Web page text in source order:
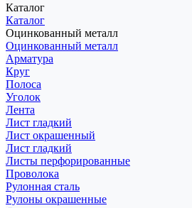
Каталог
Каталог
Оцинкованный металл
Оцинкованный металл
Арматура
Круг
Полоса
Уголок
Лента
Лист гладкий
Лист окрашенный
Лист гладкий
Листы перфорированные
Проволока
Рулонная сталь
Рулоны окрашенные